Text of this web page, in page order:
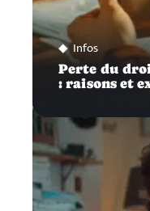
Infos
Perte du
: raisons et